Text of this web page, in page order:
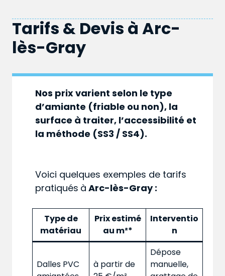
Tarifs & Devis à Arc-
lès-Gray
Nos prix varient selon le type
d’amiante (friable ou non), la
surface à traiter, l’accessibilité et
la méthode (SS3 / SS4).
Voici quelques exemples de tarifs
pratiqués à Arc-lès-Gray :
Type de
matériau
Prix estimé
au m²*
Interventio
n
Dalles PVC
à partir de
Dépose
manuelle,